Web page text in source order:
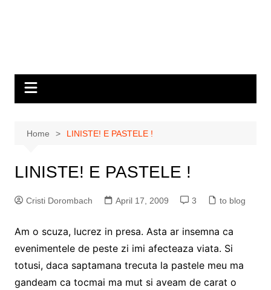
Home LINISTE! E PASTELE !
LINISTE! E PASTELE !
Cristi Dorombach April 17, 2009 3 to blog
Am o scuza, lucrez in presa. Asta ar insemna ca
evenimentele de peste zi imi afecteaza viata. Si
totusi, daca saptamana trecuta la pastele meu ma
gandeam ca tocmai ma mut si aveam de carat o